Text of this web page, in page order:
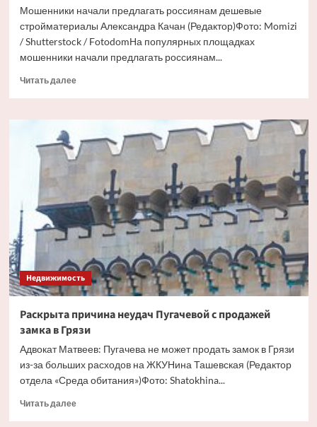
Мошенники начали предлагать россиянам дешевые
стройматериалы Александра Качан (Редактор)Фото: Momizi
/ Shutterstock / FotodomНа популярных площадках
мошенники начали предлагать россиянам...
Читать далееПрочитать
новый
способ
завлечь
россиян
Недвижимость
Раскрыта причина неудач Пугачевой с продажей
замка в Грязи
Адвокат Матвеев: Пугачева не может продать замок в Грязи
из-за больших расходов на ЖКУНина Ташевская (Редактор
отдела «Среда обитания»)Фото: Shatokhina...
Читать далееПрочитать